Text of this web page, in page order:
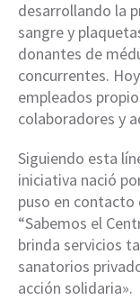
desarrollando la
sangre y
donantes de
concurrentes.
empleados
colaboradores y
Siguiendo esta
iniciativa nació
puso en contacto
“Sabemos el
brinda servicios
sanatorios
acción solidaria».